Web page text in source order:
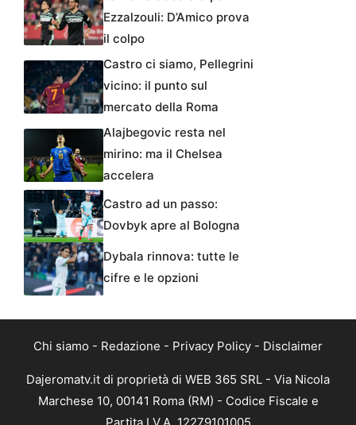
Ezzalzouli: D’Amico prova
il colpo
Castro ci siamo, Pellegrini
vicino: il punto sul
mercato della Roma
Alajbegovic resta nel
mirino: ma il Chelsea
accelera
Castro ad un passo:
Dovbyk apre al Bologna
Dybala rinnova: tutte le
cifre e le opzioni
Chi siamo - Redazione - Privacy Policy - Disclaimer
Dajeromatv.it di proprietà di WEB 365 SRL - Via Nicola
Marchese 10, 00141 Roma (RM) - Codice Fiscale e